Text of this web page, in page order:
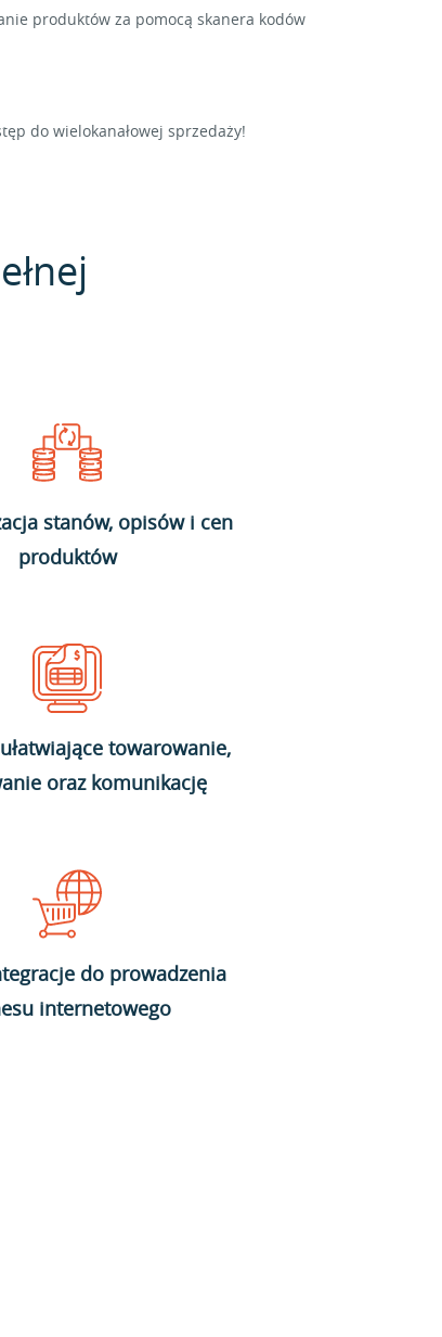
produktów za pomocą skanera kodów
do wielokanałowej sprzedaży!
stanów, opisów i cen
produktów
towarowanie,
oraz komunikację
do prowadzenia
internetowego